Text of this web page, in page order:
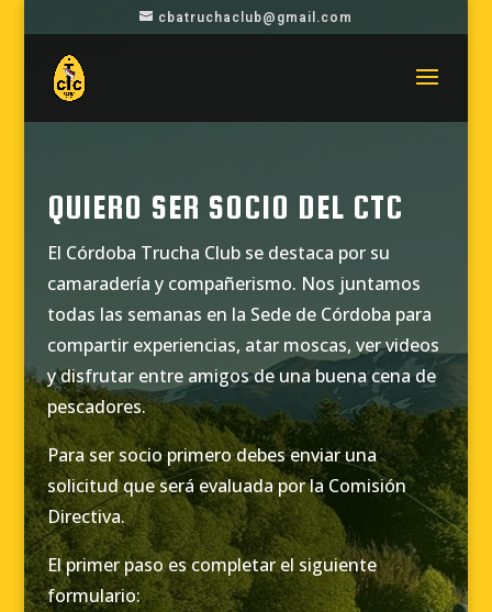
cbatruchaclub@gmail.com
QUIERO SER SOCIO DEL CTC
El Córdoba Trucha Club se destaca por su
camaradería y compañerismo. Nos juntamos
todas las semanas en la Sede de Córdoba para
compartir experiencias, atar moscas, ver videos
y disfrutar entre amigos de una buena cena de
pescadores.
Para ser socio primero debes enviar una
solicitud que será evaluada por la Comisión
Directiva.
El primer paso es completar el siguiente
formulario: